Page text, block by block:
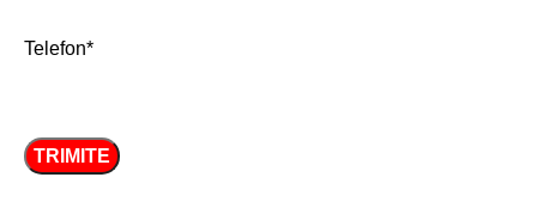
Telefon*